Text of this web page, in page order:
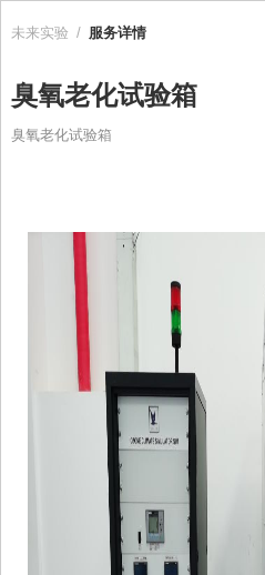
未来实验 / 服务详情
臭氧老化试验箱
臭氧老化试验箱